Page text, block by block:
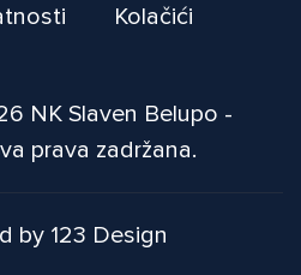
Kolačići
NK Slaven Belupo -
prava zadržana.
by 123 Design